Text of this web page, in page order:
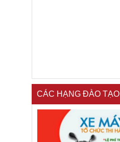
CÁC HẠNG ĐÀO TẠO